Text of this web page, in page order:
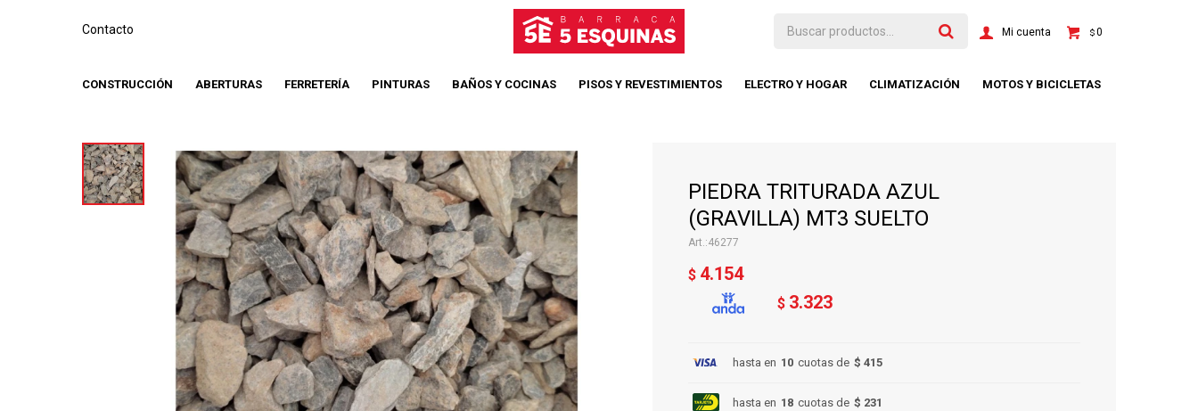
CONSTRUCCIÓN ABERTURAS FERRETERÍA PINTURAS BAÑOS Y COCINAS PISOS Y REVESTIMIENTOS ELECTRO Y HOGAR CLIMATIZACIÓN MOTOS Y BICICLETAS
$0
Contacto
PIEDRA TRITURADA AZUL
(GRAVILLA) MT3 SUELTO
46277
$ 4.154
$ 3.323
hasta en 10 cuotas de $ 415
hasta en 18 cuotas de $ 231